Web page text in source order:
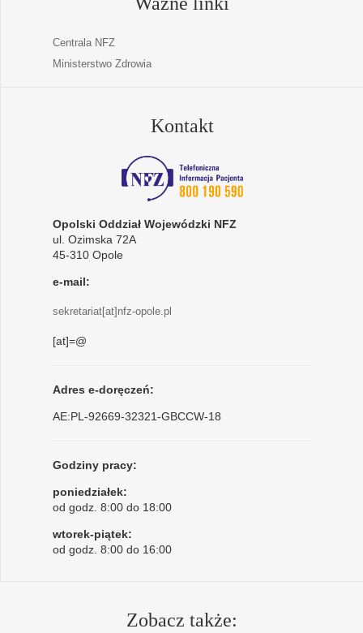
Centrala NFZ
Ministerstwo Zdrowia
Kontakt
Opolski Oddział Wojewódzki NFZ
ul. Ozimska 72A
45-310 Opole
e-mail:
sekretariat[at]nfz-opole.pl
[at]=@
Adres e-doręczeń:
AE:PL-92669-32321-GBCCW-18
Godziny pracy:
poniedziałek:
od godz. 8:00 do 18:00
wtorek-piątek:
od godz. 8:00 do 16:00
Zobacz także: